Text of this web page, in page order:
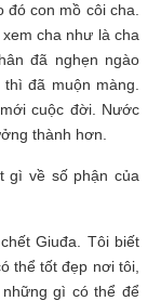
con mồ côi cha.
cha như là cha
đã nghẹn ngào
đã muộn màng.
cuộc đời. Nước
thành hơn.
gì về số phận của
Giuđa. Tôi biết
thể tốt đẹp nơi tôi,
gì có thể để